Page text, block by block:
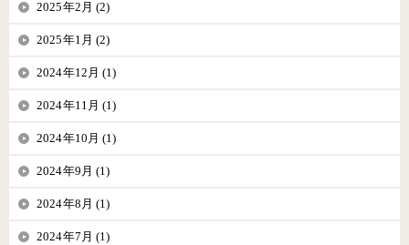
2025年2月 (2)
2025年1月 (2)
2024年12月 (1)
2024年11月 (1)
2024年10月 (1)
2024年9月 (1)
2024年8月 (1)
2024年7月 (1)